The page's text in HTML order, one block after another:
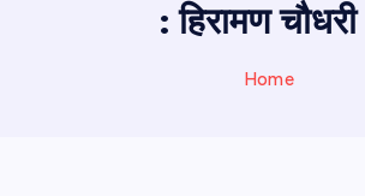
: हिरामण
Home